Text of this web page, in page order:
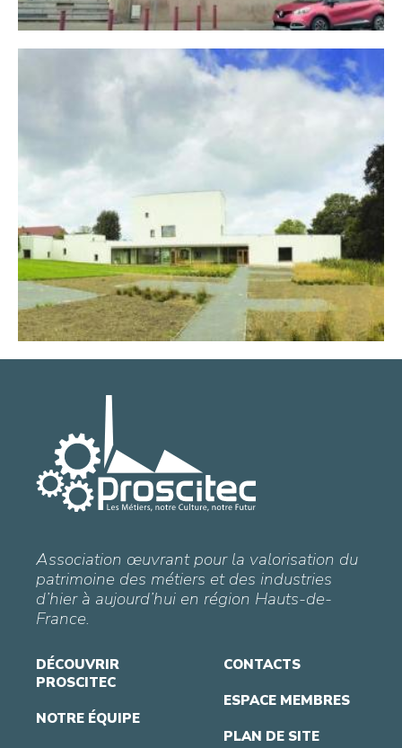
Association œuvrant pour la valorisation du
patrimoine des métiers et des industries
d’hier à aujourd’hui en région Hauts-de-
France.
DÉCOUVRIR
PROSCITEC
NOTRE ÉQUIPE
CONTACTS
ESPACE MEMBRES
PLAN DE SITE